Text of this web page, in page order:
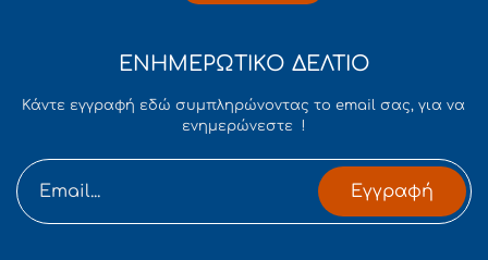
ΕΝΗΜΕΡΩΤΙΚΟ ΔΕΛΤΙΟ
Κάντε εγγραφή εδώ συμπληρώνοντας το email σας, για να
ενημερώνεστε !
Εγγραφή